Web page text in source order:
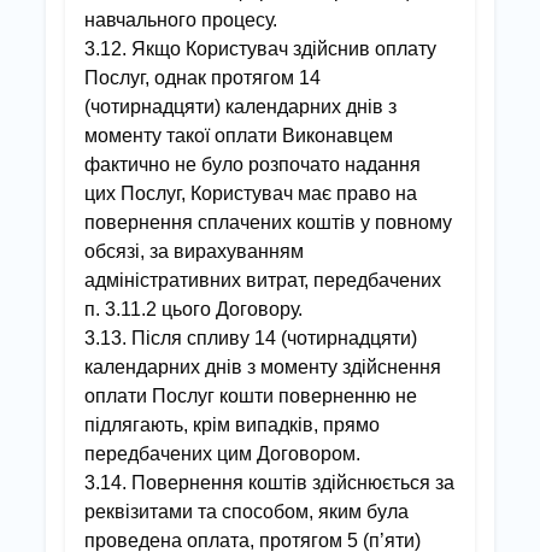
навчального процесу.
3.12. Якщо Користувач здійснив оплату
Послуг, однак протягом 14
(чотирнадцяти) календарних днів з
моменту такої оплати Виконавцем
фактично не було розпочато надання
цих Послуг, Користувач має право на
повернення сплачених коштів у повному
обсязі, за вирахуванням
адміністративних витрат, передбачених
п. 3.11.2 цього Договору.
3.13. Після спливу 14 (чотирнадцяти)
календарних днів з моменту здійснення
оплати Послуг кошти поверненню не
підлягають, крім випадків, прямо
передбачених цим Договором.
3.14. Повернення коштів здійснюється за
реквізитами та способом, яким була
проведена оплата, протягом 5 (п’яти)